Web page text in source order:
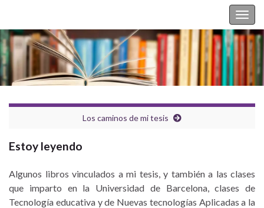
Los caminos de mi tesis
Estoy leyendo
Algunos libros vinculados a mi tesis, y también a las clases
que imparto en la Universidad de Barcelona, clases de
Tecnología educativa y de Nuevas tecnologías Aplicadas a la